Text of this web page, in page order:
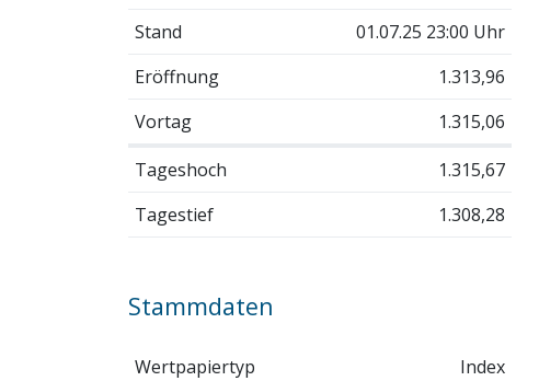
Stand
01.07.25 23:00 Uhr
Eröffnung
1.313,96
Vortag
1.315,06
Tageshoch
1.315,67
Tagestief
1.308,28
Stammdaten
Wertpapiertyp
Index